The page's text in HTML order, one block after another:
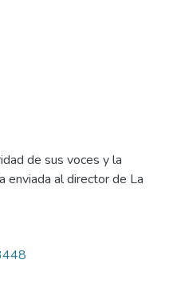
de sus voces y la
enviada al director de La